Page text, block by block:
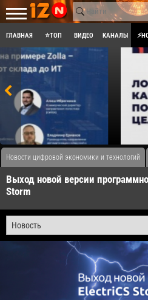
ГЛАВНАЯ ⭐ТОП ВИДЕО КАНАЛЫ
Новости цифровой экономики и технологий
​Выход новой версии
Storm